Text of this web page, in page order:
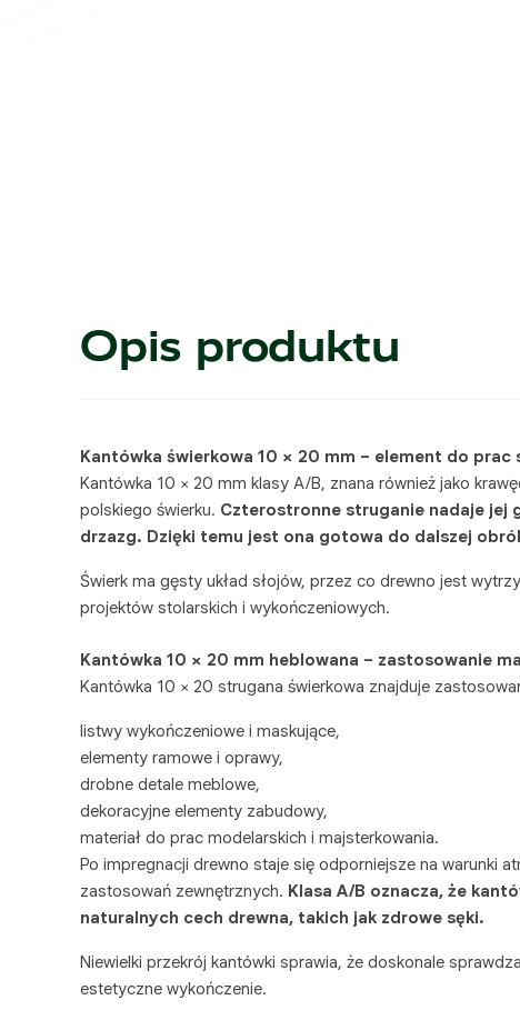
Opis produktu
Kantówka świerkowa 10 × 20 mm – element do
Kantówka 10 × 20 mm klasy A/B, znana również jako
polskiego świerku. Czterostronne struganie nadaje jej
drzazg. Dzięki temu jest ona gotowa do dalszej
Świerk ma gęsty układ słojów, przez co drewno jest
projektów stolarskich i wykończeniowych.
Kantówka 10 × 20 mm heblowana – zastosowanie
Kantówka 10 × 20 strugana świerkowa znajduje
listwy wykończeniowe i maskujące,
elementy ramowe i oprawy,
drobne detale meblowe,
dekoracyjne elementy zabudowy,
materiał do prac modelarskich i majsterkowania.
Po impregnacji drewno staje się odporniejsze na warunki
zastosowań zewnętrznych. Klasa A/B oznacza, że
naturalnych cech drewna, takich jak zdrowe sęki.
Niewielki przekrój kantówki sprawia, że doskonale
estetyczne wykończenie.